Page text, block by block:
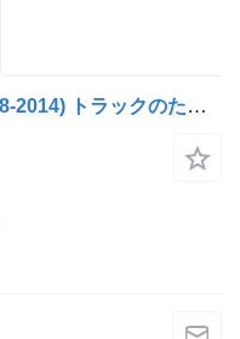
Volvo FM7-FM12, FM, FMX (1998-2014) トラックのためのWABCO FM（01.05-） 4757110740 ブレーキ制御バルブ